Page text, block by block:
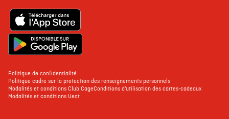
Politique de confidentialité
Politique cadre sur la protection des renseignements personnels
Modalités et conditions Club CageConditions d'utilisation des cartes-cadeaux
Modalités et conditions Ueat